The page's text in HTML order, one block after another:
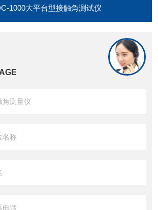
1000大平台型接触角测试仪